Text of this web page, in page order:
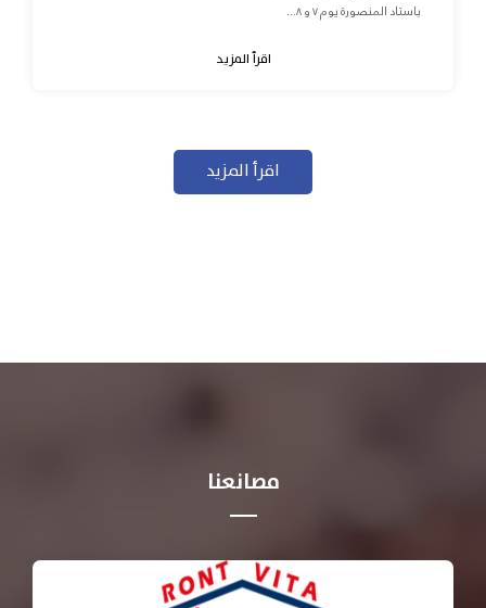
باستاد المنصورة يوم ٧ و ٨...
اقرأ المزيد
اقرأ المزيد
مصانعنا